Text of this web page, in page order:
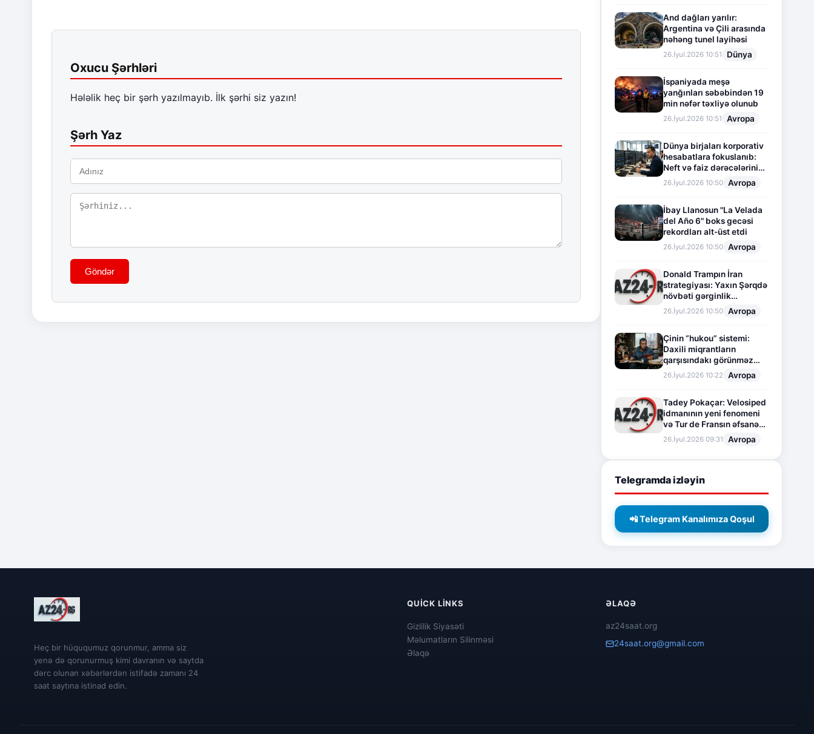
Oxucu Şərhləri
Hələlik heç bir şərh yazılmayıb. İlk şərhi siz yazın!
Şərh Yaz
Göndər
And dağları yarılır:
Argentina və Çili arasında
nəhəng tunel layihəsi
26.İyul.2026 10:51 Dünya
İspaniyada meşə
yanğınları səbəbindən 19
min nəfər təxliyə olunub
26.İyul.2026 10:51 Avropa
Dünya birjaları korporativ
hesabatlara fokuslanıb:
Neft və faiz dərəcələrinin
təsiri altında cari vəziyyət
26.İyul.2026 10:50 Avropa
İbay Llanosun "La Velada
del Año 6" boks gecəsi
rekordları alt-üst etdi
26.İyul.2026 10:50 Avropa
Donald Trampın İran
strategiyası: Yaxın Şərqdə
növbəti gərginlik
mərhələsi
26.İyul.2026 10:50 Avropa
Çinin “hukou” sistemi:
Daxili miqrantların
qarşısındakı görünməz
sədd
26.İyul.2026 10:22 Avropa
Tadey Pokaçar: Velosiped
idmanının yeni fenomeni
və Tur de Fransın əfsanəvi
səhifəsi
26.İyul.2026 09:31 Avropa
Telegramda izləyin
📲 Telegram Kanalımıza Qoşul
Heç bir hüququmuz qorunmur, amma siz
yenə də qorunurmuş kimi davranın və saytda
dərc olunan xəbərlərdən istifadə zamanı 24
saat saytına istinad edin.
QUICK LINKS
Gizlilik Siyasəti
Məlumatların Silinməsi
Əlaqə
ƏLAQƏ
az24saat.org
24saat.org@gmail.com